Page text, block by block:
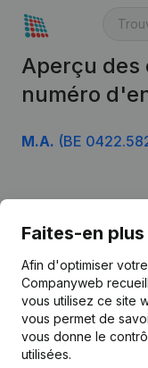
Aperçu des
numéro
M.A. (BE
Faites-en
Afin d'optimiser
Companyweb
vous utilisez ce site
vous permet de
vous donne le
utilisées.
Français
Kantorenpark
Leuvensesteenweg